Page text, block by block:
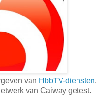
van HbbTV-diensten.
van Caiway getest.